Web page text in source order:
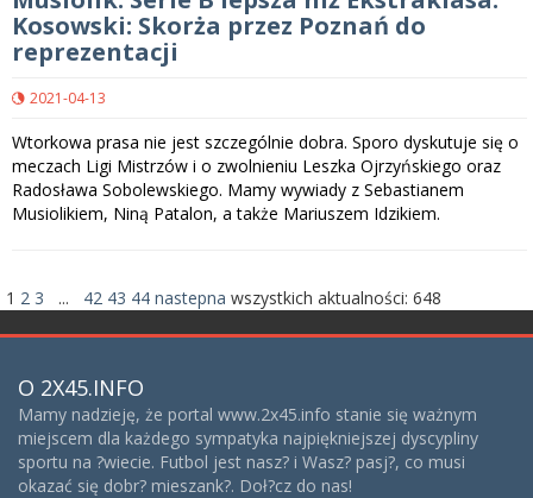
Kosowski: Skorża przez Poznań do
reprezentacji
2021-04-13
Wtorkowa prasa nie jest szczególnie dobra. Sporo dyskutuje się o
meczach Ligi Mistrzów i o zwolnieniu Leszka Ojrzyńskiego oraz
Radosława Sobolewskiego. Mamy wywiady z Sebastianem
Musiolikiem, Niną Patalon, a także Mariuszem Idzikiem.
1 2 3 ... 42 43 44 nastepna wszystkich aktualności: 648
O 2X45.INFO
Mamy nadzieję, że portal www.2x45.info stanie się ważnym
miejscem dla każdego sympatyka najpiękniejszej dyscypliny
sportu na ?wiecie. Futbol jest nasz? i Wasz? pasj?, co musi
okazać się dobr? mieszank?. Doł?cz do nas!